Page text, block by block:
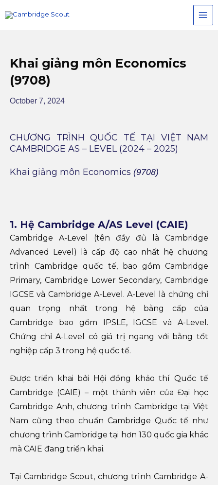
to
Khai giảng môn Economics
(9708)
October 7, 2024
CHƯƠNG TRÌNH QUỐC TẾ TẠI VIỆT NAM
CAMBRIDGE AS – LEVEL (2024 – 2025)
Khai giảng môn Economics (9708)
1. Hệ Cambridge A/AS Level (CAIE)
Cambridge A-Level (tên đầy đủ là Cambridge
Advanced Level) là cấp độ cao nhất hệ chương
trình Cambridge quốc tế, bao gồm Cambridge
Primary, Cambridge Lower Secondary, Cambridge
IGCSE và Cambridge A-Level. A-Level là chứng chỉ
quan trọng nhất trong hệ bằng cấp của
Cambridge bao gồm IPSLE, IGCSE và A-Level.
Chứng chỉ A-Level có giá trị ngang với bằng tốt
nghiệp cấp 3 trong hệ quốc tế.
Được triển khai bởi Hội đồng khảo thí Quốc tế
Cambridge (CAIE) – một thành viên của Đại học
Cambridge Anh, chương trình Cambridge tại Việt
Nam cũng theo chuẩn Cambridge Quốc tế như
chương trình Cambridge tại hơn 130 quốc gia khác
mà CAIE đang triển khai.
Tại Cambridge Scout, chương trình Cambridge A-